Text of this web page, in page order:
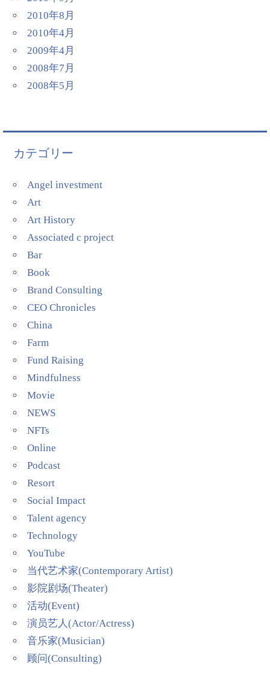
2010年8月
2010年4月
2009年4月
2008年7月
2008年5月
カテゴリー
Angel investment
Art
Art History
Associated c project
Bar
Book
Brand Consulting
CEO Chronicles
China
Farm
Fund Raising
Mindfulness
Movie
NEWS
NFTs
Online
Podcast
Resort
Social Impact
Talent agency
Technology
YouTube
当代艺术家(Contemporary Artist)
影院剧场(Theater)
活动(Event)
演员艺人(Actor/Actress)
音乐家(Musician)
顾问(Consulting)